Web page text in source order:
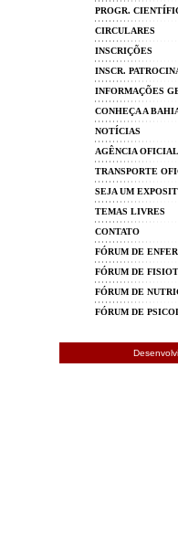
PROGR.
CIRCULARES
INSCRIÇÕES
INSCR.
INFORMAÇÕES
CONHEÇA A
NOTÍCIAS
AGÊNCIA OFICIAL
TRANSPORTE
SEJA UM
TEMAS LIVRES
CONTATO
FÓRUM DE
FÓRUM DE
FÓRUM DE
FÓRUM DE